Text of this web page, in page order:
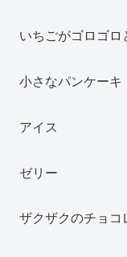
いちごがゴロゴ
小さなパンケーキ
アイス
ゼリー
ザクザクのチョコ